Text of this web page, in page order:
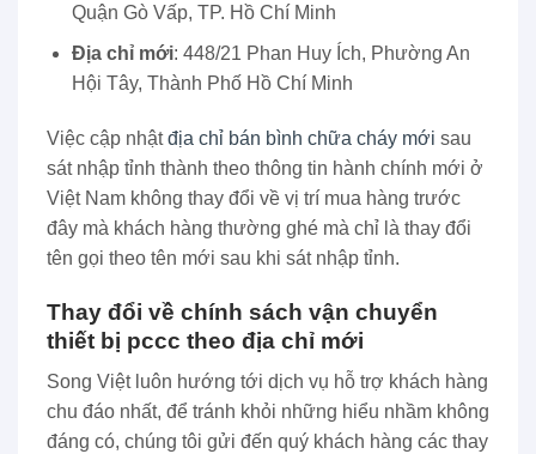
Quận Gò Vấp, TP. Hồ Chí Minh
Địa chỉ mới: 448/21 Phan Huy Ích, Phường An
Hội Tây, Thành Phố Hồ Chí Minh
Việc cập nhậtđịa chỉ bán bình chữa cháy mới sau
sát nhập tỉnh thành theo thông tin hành chính mới ở
Việt Nam không thay đổi về vị trí mua hàng trước
đây mà khách hàng thường ghé mà chỉ là thay đổi
tên gọi theo tên mới sau khi sát nhập tỉnh.
Thay đổi về chính sách vận chuyển
thiết bị pccc theo địa chỉ mới
Song Việt luôn hướng tới dịch vụ hỗ trợ khách hàng
chu đáo nhất, để tránh khỏi những hiểu nhầm không
đáng có, chúng tôi gửi đến quý khách hàng các thay